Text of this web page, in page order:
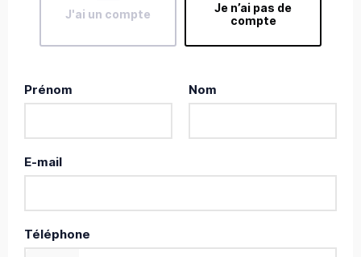
J'ai un compte
Je n’ai pas de
compte
Prénom Nom
E-mail
Téléphone